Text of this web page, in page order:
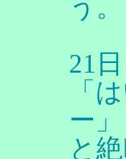
う
21
「
ー」
と